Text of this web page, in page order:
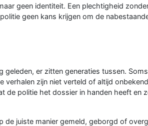
geen identiteit. Een plechtigheid
geen kans krijgen om de
geleden, er zitten generaties tussen.
verhalen zijn niet verteld of altijd
de politie het dossier in handen heeft en
de juiste manier gemeld, geborgd of